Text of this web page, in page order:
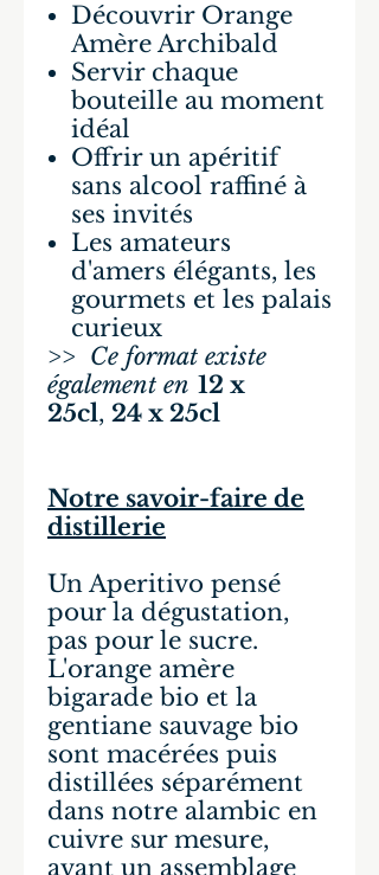
Découvrir Orange
Amère Archibald
Servir chaque
bouteille au moment
idéal
Offrir un apéritif
sans alcool raffiné à
ses invités
Les amateurs
d'amers élégants, les
gourmets et les palais
curieux
>> Ce format existe
également en 12 x
25cl, 24 x 25cl
Notre savoir-faire de
distillerie
Un Aperitivo pensé
pour la dégustation,
pas pour le sucre.
L'orange amère
bigarade bio et la
gentiane sauvage bio
sont macérées puis
distillées séparément
dans notre alambic en
cuivre sur mesure,
avant un assemblage